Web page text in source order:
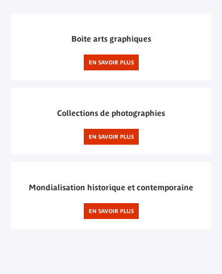
Boite arts graphiques
EN SAVOIR PLUS
Collections de photographies
EN SAVOIR PLUS
Mondialisation historique et contemporaine
EN SAVOIR PLUS